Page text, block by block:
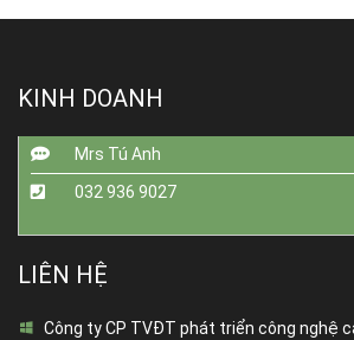
KINH DOANH
Mrs Tú Anh
032 936 9027
LIÊN HỆ
Công ty CP TVĐT phát triển công nghệ